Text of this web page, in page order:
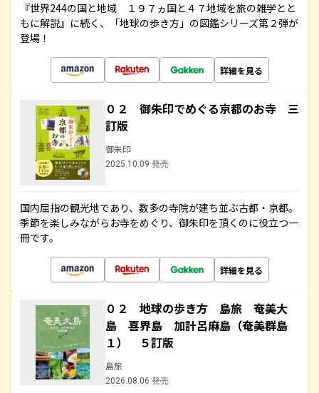
『世界244の国と地域 １９７ヵ国と４７地域を旅の雑学とと
もに解説』に続く、「地球の歩き方」の図鑑シリーズ第２弾が
登場！
詳細を見る
０２ 御朱印でめぐる京都のお寺 三
訂版
御朱印
2025.10.09 発売
国内屈指の観光地であり、数多の寺院が建ち並ぶ古都・京都。
季節を楽しみながらお寺をめぐり、御朱印を頂くのに役立つ一
冊です。
詳細を見る
０２ 地球の歩き方 島旅 奄美大
島 喜界島 加計呂麻島（奄美群島
１） ５訂版
島旅
2026.08.06 発売